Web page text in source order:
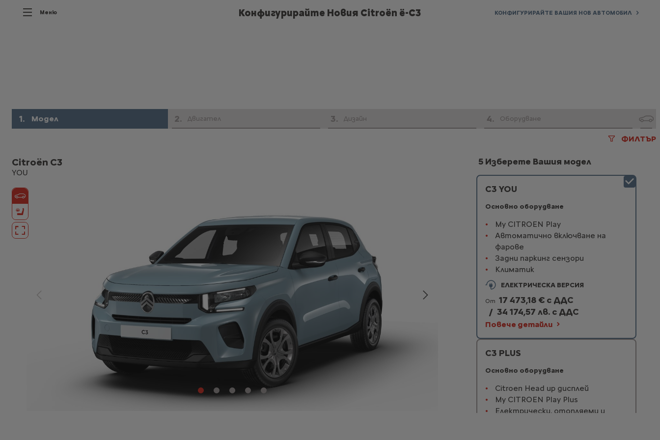
Меню Конфигурирайте Новия Citroën ë-C3 КОНФИГУРИРАЙТЕ ВАШИЯ НОВ АВТОМОБИЛ
1. Модел 2. Двигател 3. Дизайн 4. Оборудване
ФИЛТЪР
Citroën C3
YOU
5 Изберете Вашия модел
C3 YOU
Основно оборудване
My CITROEN Play
Автоматично включване на
фарове
Задни паркинг сензори
Климатик
ЕЛЕКТРИЧЕСКА ВЕРСИЯ
От 17 473,18 € с ДДС
/ 34 174,57 лв. с ДДС
Повече детайли
C3 PLUS
Основно оборудване
Citroen Head up дисплей
My CITROEN Play Plus
Електрически, отопляеми и